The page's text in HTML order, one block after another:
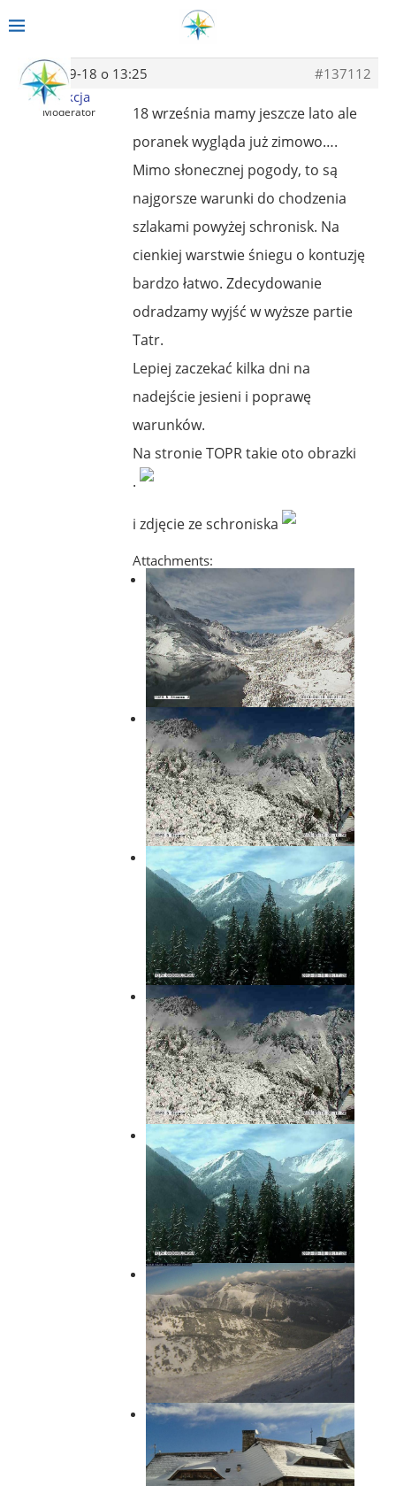
2013-09-18 o 13:25
#137112
Redakcja
Moderator
18 września mamy jeszcze lato ale
poranek wygląda już zimowo….
Mimo słonecznej pogody, to są
najgorsze warunki do chodzenia
szlakami powyżej schronisk. Na
cienkiej warstwie śniegu o kontuzję
bardzo łatwo. Zdecydowanie
odradzamy wyjść w wyższe partie
Tatr.
Lepiej zaczekać kilka dni na
nadejście jesieni i poprawę
warunków.
Na stronie TOPR takie oto obrazki
.
i zdjęcie ze schroniska
Attachments: